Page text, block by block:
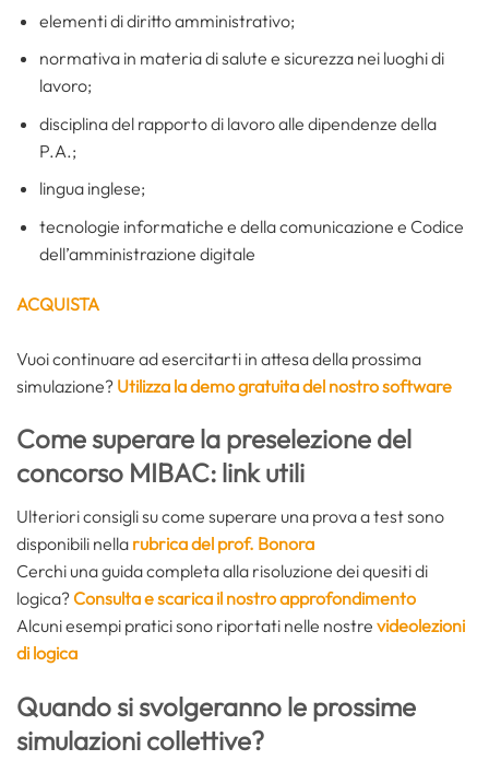
elementi di diritto amministrativo;
normativa in materia di salute e sicurezza nei luoghi di
lavoro;
disciplina del rapporto di lavoro alle dipendenze della
P.A.;
lingua inglese;
tecnologie informatiche e della comunicazione e Codice
dell’amministrazione digitale
ACQUISTA
Vuoi continuare ad esercitarti in attesa della prossima
simulazione? Utilizza la demo gratuita del nostro software
Come superare la preselezione del
concorso MIBAC: link utili
Ulteriori consigli su come superare una prova a test sono
disponibili nella rubrica del prof. Bonora
Cerchi una guida completa alla risoluzione dei quesiti di
logica?Consulta e scarica il nostro approfondimento
Alcuni esempi pratici sono riportati nelle nostre videolezioni
di logica
Quando si svolgeranno le prossime
simulazioni collettive?